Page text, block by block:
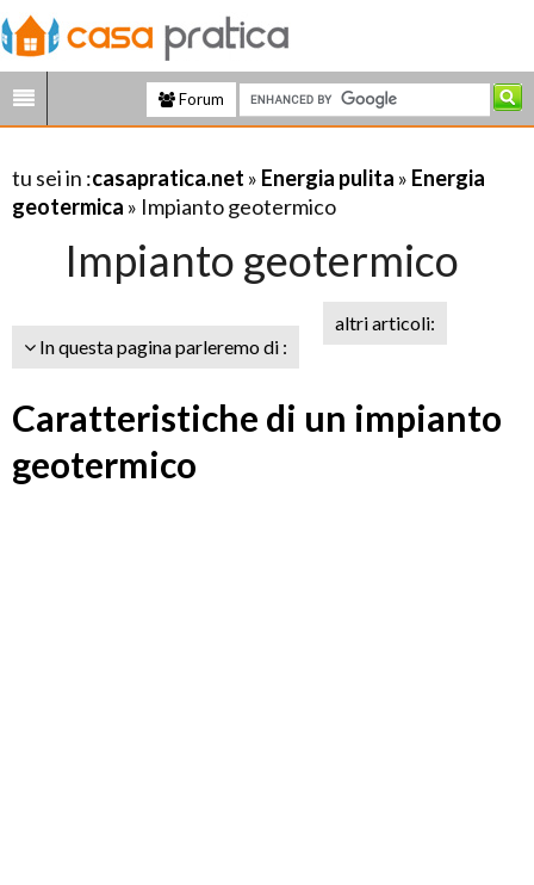
Forum
tu sei in :casapratica.net » Energia pulita » Energia
geotermica » Impianto geotermico
Impianto geotermico
In questa pagina parleremo di :
altri articoli:
Caratteristiche di un impianto
geotermico